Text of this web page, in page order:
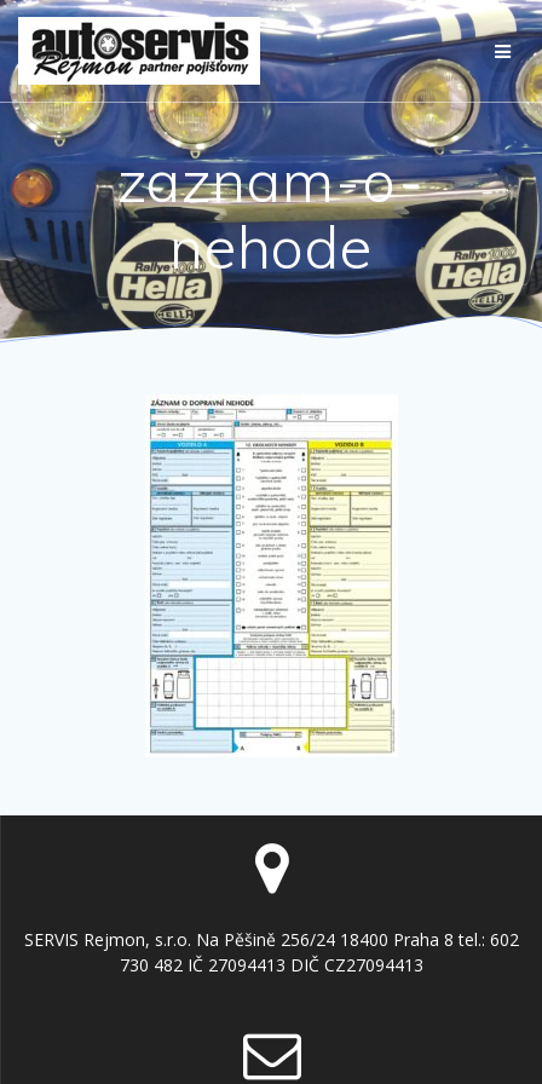
Přeskočit
na
obsah
zaznam-o-
nehode
SERVIS Rejmon, s.r.o. Na Pěšině 256/24 18400 Praha 8 tel.: 602
730 482 IČ 27094413 DIČ CZ27094413